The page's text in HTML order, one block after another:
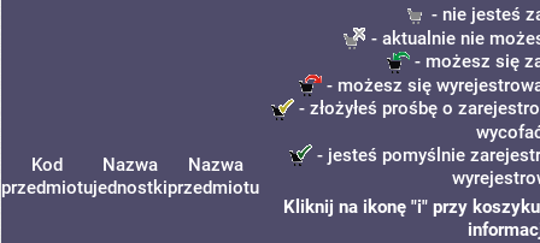
Kod
przedmiotu
Nazwa
jednostki
Nazwa
przedmiotu
- nie jesteś
- aktualnie nie
- możesz się
- możesz się
- złożyłeś prośbę o
- jesteś pomyślnie
Kliknij na ikonę "i" przy